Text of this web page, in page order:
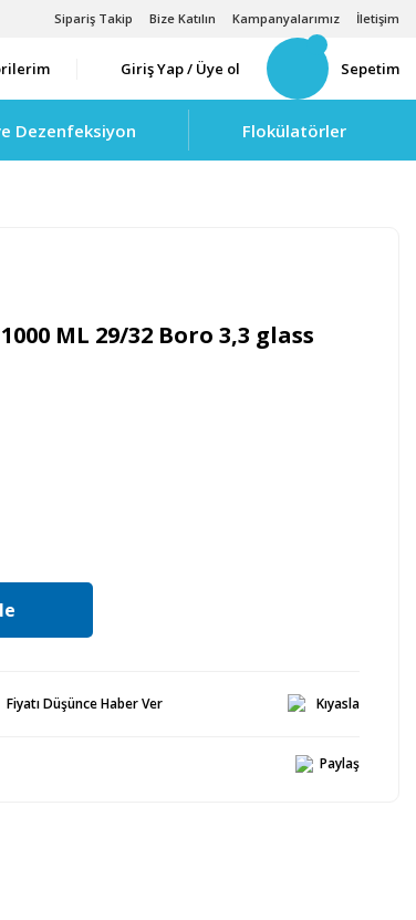
Sipariş Takip Bize Katılın Kampanyalarımız İletişim
Giriş Yap / Üye ol Sepetim
Dezenfeksiyon Flokülatörler
ML 29/32 Boro 3,3 glass
Fiyatı Düşünce Haber Ver Kıyasla
Paylaş